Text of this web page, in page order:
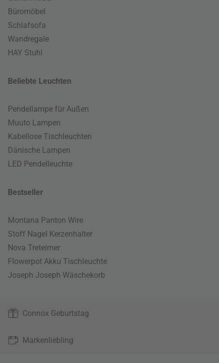
Büromöbel
Schlafsofa
Wandregale
HAY Stuhl
Beliebte Leuchten
Pendellampe für Außen
Muuto Lampen
Kabellose Tischleuchten
Dänische Lampen
LED Pendelleuchte
Bestseller
Montana Panton Wire
Stoff Nagel Kerzenhalter
Nova Treteimer
Flowerpot Akku Tischleuchte
Joseph Joseph Wäschekorb
Connox Geburtstag
Markenliebling